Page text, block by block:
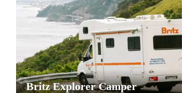
Britz Explorer Camper